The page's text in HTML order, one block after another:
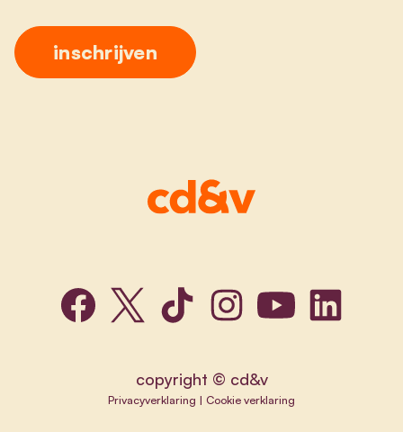
copyright © cd&v
Privacyverklaring | Cookie verklaring